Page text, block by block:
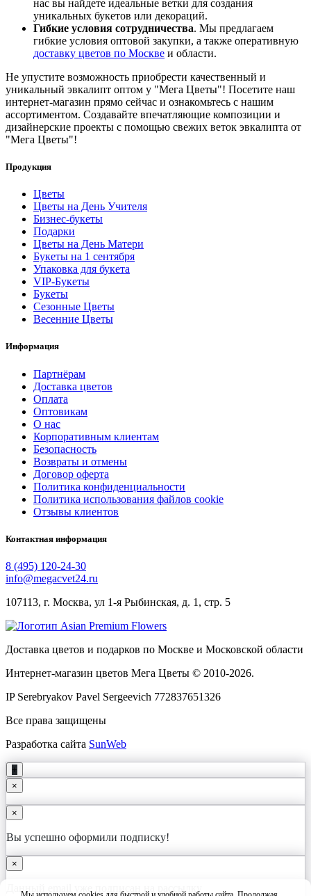
нас вы найдете идеальные ветки для создания
уникальных букетов или декораций.
Гибкие условия сотрудничества. Мы предлагаем
гибкие условия оптовой закупки, а также оперативную
доставку цветов по Москве и области.
Не упустите возможность приобрести качественный и
уникальный эвкалипт оптом у "Мега Цветы"! Посетите наш
интернет-магазин прямо сейчас и ознакомьтесь с нашим
ассортиментом. Создавайте впечатляющие композиции и
дизайнерские проекты с помощью свежих веток эвкалипта от
"Мега Цветы"!
Продукция
Цветы
Цветы на День Учителя
Бизнес-букеты
Подарки
Цветы на День Матери
Букеты на 1 сентября
Упаковка для букета
VIP-Букеты
Букеты
Сезонные Цветы
Весенние Цветы
Информация
Партнёрам
Доставка цветов
Оплата
Оптовикам
О нас
Корпоративным клиентам
Безопасность
Возвраты и отмены
Договор оферта
Политика конфиденциальности
Политика использования файлов cookie
Отзывы клиентов
Контактная информация
8 (495) 120-24-30
info@megacvet24.ru
107113, г. Москва, ул 1-я Рыбинская, д. 1, стр. 5
Доставка цветов и подарков по Москве и Московской области
Интернет-магазин цветов Мега Цветы © 2010-2026.
IP Serebryakov Pavel Sergeevich 772837651326
Все права защищены
Разработка сайта SunWeb
+
×
×
Вы успешно оформили подписку!
×